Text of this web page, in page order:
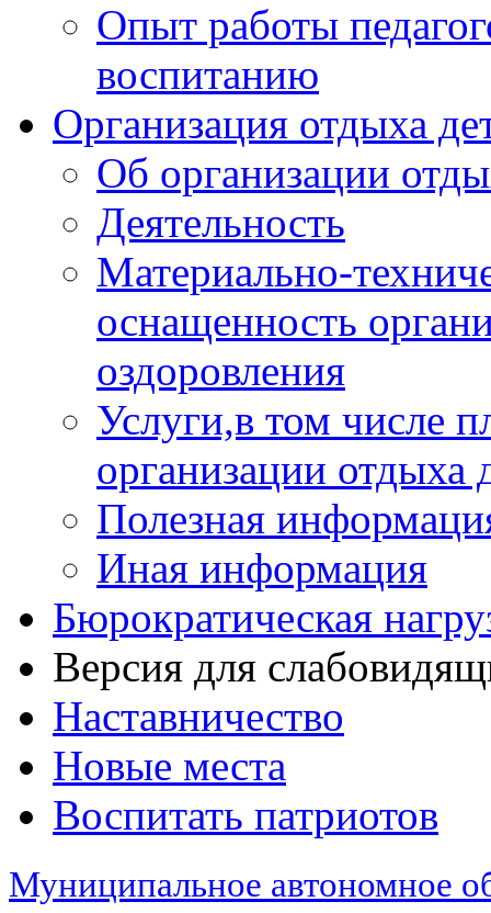
Опыт работы
воспитанию
Организация отдыха
Об организации
Деятельность
Материально-
оснащенность
оздоровления
Услуги,в том числе
организации отдыха
Полезная
Иная информация
Бюрократическая
Версия для
Наставничество
Новые места
Воспитать патриотов
Муниципальное автономное